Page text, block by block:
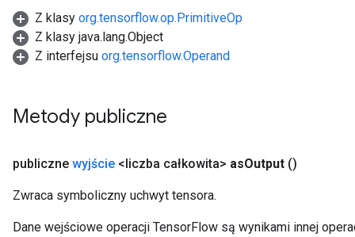
Z klasy org.tensorflow.op.PrimitiveOp
Z klasy java.lang.Object
Z interfejsu org.tensorflow.Operand
Metody publiczne
publiczne wyjście <liczba całkowita> asOutput ()
Zwraca symboliczny uchwyt tensora.
Dane wejściowe operacji TensorFlow są wynikami innej